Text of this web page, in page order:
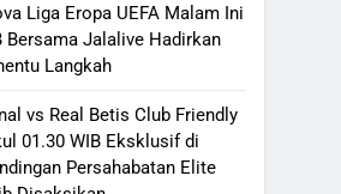
Liga Eropa UEFA Malam Ini
Bersama Jalalive Hadirkan
Langkah
vs Real Betis Club Friendly
01.30 WIB Eksklusif di
Persahabatan Elite